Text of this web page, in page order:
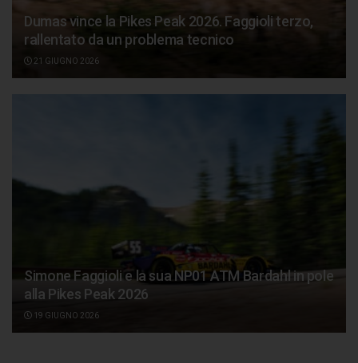
Dumas vince la Pikes Peak 2026. Faggioli terzo,
rallentato da un problema tecnico
21 GIUGNO 2026
Simone Faggioli e la sua NP01 ATM Bardahl in pole
alla Pikes Peak 2026
19 GIUGNO 2026